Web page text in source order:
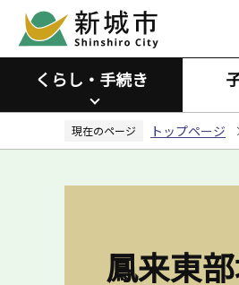
ペ
ジ
先
くらし・手続き
現在のページ トップページ
鳳来東